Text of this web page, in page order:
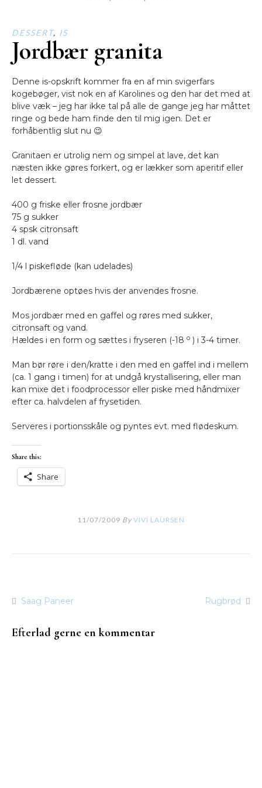
DESSERT, IS
Jordbær granita
Denne is-opskrift kommer fra en af min svigerfars
kogebøger, vist nok en af Karolines og den har det med at
blive væk – jeg har ikke tal på alle de gange jeg har måttet
ringe og bede ham finde den til mig igen. Det er
forhåbentlig slut nu 😉
Granitaen er utrolig nem og simpel at lave, det kan
næsten ikke gøres forkert, og er lækker som aperitif eller
let dessert.
400 g friske eller frosne jordbær
75 g sukker
4 spsk citronsaft
1 dl. vand
1/4 l piskefløde (kan udelades)
Jordbærene optøes hvis der anvendes frosne.
Mos jordbær med en gaffel og røres med sukker,
citronsaft og vand.
Hældes i en form og sættes i fryseren (-18 o ) i 3-4 timer.
Man bør røre i den/kratte i den med en gaffel ind i mellem
(ca. 1 gang i timen) for at undgå krystallisering, eller man
kan mixe det i foodprocessor eller piske med håndmixer
efter ca. halvdelen af frysetiden.
Serveres i portionsskåle og pyntes evt. med flødeskum.
Share this:
Share
11/07/2009 By VIVI LAURSEN
Indlægsnavigation
Saag Paneer Rugbrød
Efterlad gerne en kommentar